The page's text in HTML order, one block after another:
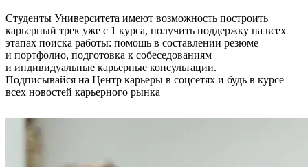
Студенты Университета имеют возможность построить
карьерный трек уже с 1 курса, получить поддержку на всех
этапах поиска работы: помощь в составлении резюме
и портфолио, подготовка к собеседованиям
и индивидуальные карьерные консультации.
Подписывайся на Центр карьеры в соцсетях и будь в курсе
всех новостей карьерного рынка